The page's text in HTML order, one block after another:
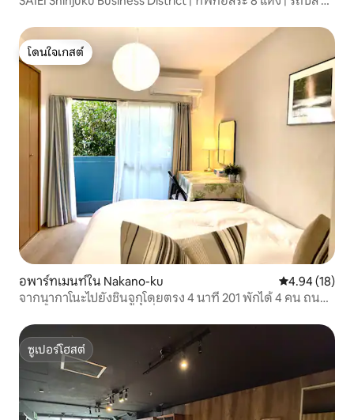
ฮาบาระล้วนอยู่ในระยะที่เดินทางได้อย่างรวดเร็ว...
โดนใจเกสต์
โดนใจเกสต์
อพาร์ทเมนท์ใน Nakano-ku คะแนนเฉลี่ย
4.94 (18)
จากนากาโนะไปยังชินจูกุโดยตรง 4 นาที 201 พักได้ 4 คน ถนน
สถานีโตเกียว กินซ่า อากิฮาบาระ ใกล้กับเซชิบุและอิเคบุคุระ
ซูเปอร์โฮสต์
ซูเปอร์โฮสต์